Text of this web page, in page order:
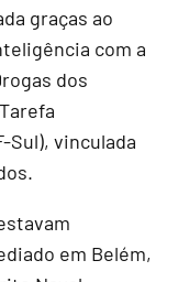
graças ao
com a
dos
Sul), vinculada
em Belém,